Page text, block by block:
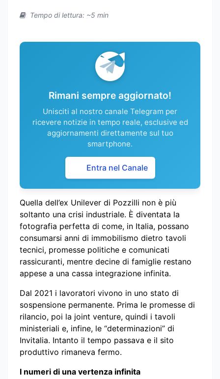
Tempo di lettura: ~5 min
Rimani sempre aggiornato!
Unisciti al nostro canale Telegram per
ricevere notizie in tempo reale, esclusive ed
aggiornamenti direttamente sul tuo
smartphone.
Entra nel Canale
Quella dell’ex Unilever di Pozzilli non è più
soltanto una crisi industriale. È diventata la
fotografia perfetta di come, in Italia, possano
consumarsi anni di immobilismo dietro tavoli
tecnici, promesse politiche e comunicati
rassicuranti, mentre decine di famiglie restano
appese a una cassa integrazione infinita.
Dal 2021 i lavoratori vivono in uno stato di
sospensione permanente. Prima le promesse di
rilancio, poi la joint venture, quindi i tavoli
ministeriali e, infine, le “determinazioni” di
Invitalia. Intanto il tempo passava e il sito
produttivo rimaneva fermo.
I numeri di una vertenza infinita